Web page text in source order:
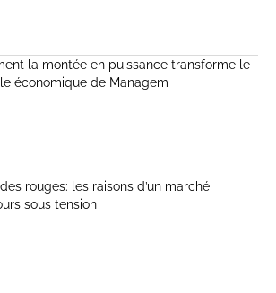
la montée en puissance transforme le
économique de Managem
rouges: les raisons d’un marché
sous tension